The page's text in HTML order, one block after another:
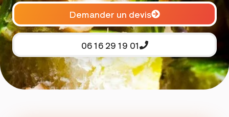
Demander un devis
06 16 29 19 01